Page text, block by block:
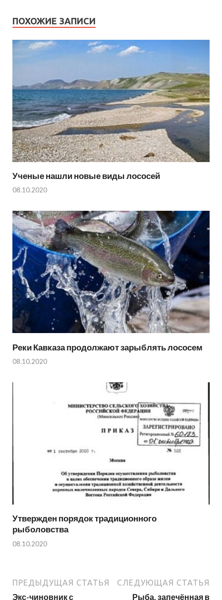
ПОХОЖИЕ ЗАПИСИ
Ученые нашли новые виды лососей
08.10.2020
Реки Кавказа продолжают зарыблять лососем
08.10.2020
Утвержден порядок традиционного
рыболовства
08.10.2020
ПРЕДЫДУЩАЯ СТАТЬЯ
Экс-чиновник с
СЛЕДУЮЩАЯ СТАТЬЯ
Рыба, запечённая в